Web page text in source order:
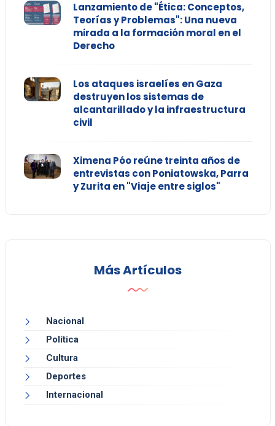
Lanzamiento de "Ética: Conceptos,
Teorías y Problemas": Una nueva
mirada a la formación moral en el
Derecho
Los ataques israelíes en Gaza
destruyen los sistemas de
alcantarillado y la infraestructura
civil
Ximena Póo reúne treinta años de
entrevistas con Poniatowska, Parra
y Zurita en "Viaje entre siglos"
Más Artículos
Nacional
Política
Cultura
Deportes
Internacional